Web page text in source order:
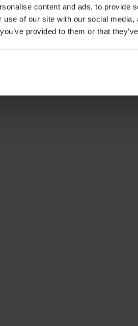
content and ads, to provide
use of our site with our social
provided to them or that